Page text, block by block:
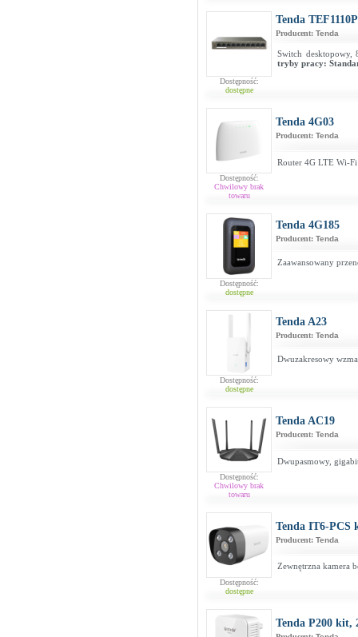
Dostępność:
dostępne
Tenda
Producent: Tenda
Switch
tryby pracy:
Dostępność:
Chwilowy brak
towaru
Tenda 4G03
Producent: Tenda
Router 4G LTE Wi-
Dostępność:
dostępne
Tenda 4G185
Producent: Tenda
Zaawansowany
Dostępność:
dostępne
Tenda A23
Producent: Tenda
Dwuzakresowy
Dostępność:
Chwilowy brak
towaru
Tenda AC19
Producent: Tenda
Dwupasmowy,
Dostępność:
dostępne
Tenda IT6-PCS
Producent: Tenda
Zewnętrzna kamera
Tenda P200 kit,